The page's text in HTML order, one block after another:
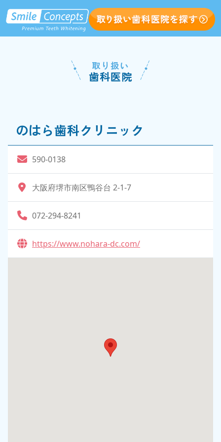
取り扱い
歯科医院
のはら歯科クリニック
590-0138
大阪府堺市南区鴨谷台 2-1-7
072-294-8241
https://www.nohara-dc.com/